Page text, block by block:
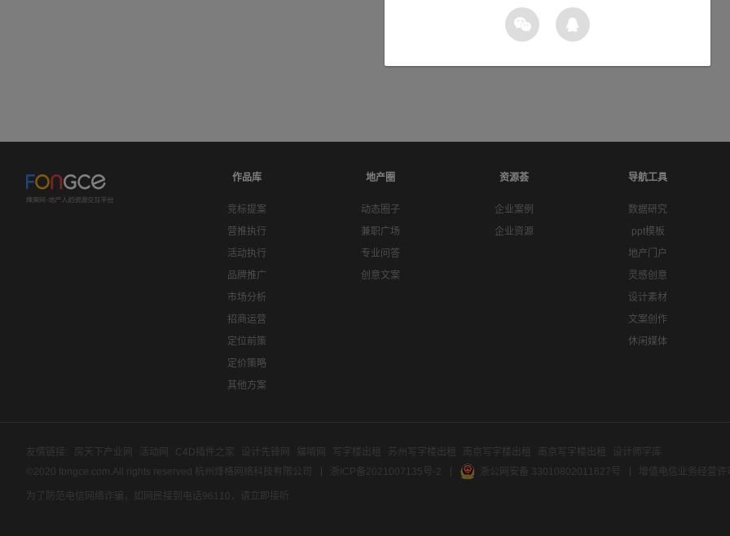
作品库
竞标提案
营推执行
活动执行
品牌推广
市场分析
招商运营
定位前策
定价策略
其他方案
地产圈
动态圈子
兼职广场
专业问答
创意文案
资源荟
企业案例
企业资源
导航工具
数据研究
ppt模板
地产门户
灵感创意
设计素材
文案创作
休闲媒体
友情链接: 房天下产业网 活动网 C4D插件之家 设计先锋网 猫啃网 写字楼出租 苏州写字楼出租 南京写字楼出租 南京写字楼出租
设计师字库
©2020 fongce.com.All rights reserved 杭州烽格网络科技有限公司
浙ICP备2021007135号-2 浙公网安备 33010802011627号 增值电信业务经营
为了防范电信网络诈骗，如网民接到电话96110，请立即接听